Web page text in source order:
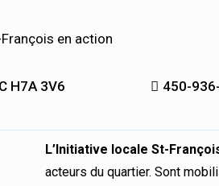
en action
H7A 3V6 450-
L’Initiative locale St-
acteurs du quartier. Sont